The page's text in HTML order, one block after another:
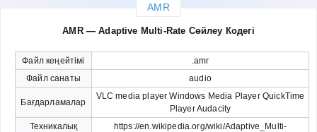
AMR
AMR — Adaptive Multi-Rate Сөйлеу Кодегі
Файл кеңейтімі
.amr
Файл санаты
audio
Бағдарламалар
VLC media player Windows Media Player QuickTime
Player Audacity
Техникалық
https://en.wikipedia.org/wiki/Adaptive_Multi-